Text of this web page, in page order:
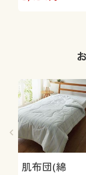
肌布団(綿